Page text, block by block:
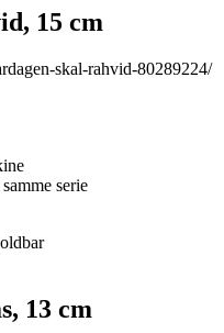
15 cm
skal-rahvid-80289224/
serie
13 cm